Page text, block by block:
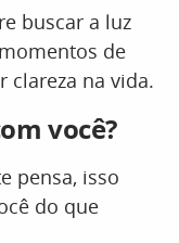
buscar a luz
de
clareza na vida.
você?
pensa, isso
do que